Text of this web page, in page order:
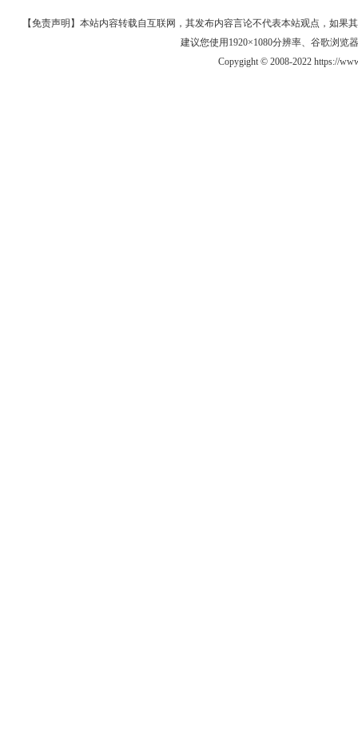
【免责声明】本站内容转载自互联网，其发布内容言论不代表本站观点，如果
建议您使用1920×1080分辨率、谷歌浏览
Copygight © 2008-2022 https://